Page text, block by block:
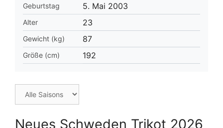
Geburtstag 5. Mai 2003
Alter 23
Gewicht (kg) 87
Größe (cm) 192
Neues Schweden Trikot 2026